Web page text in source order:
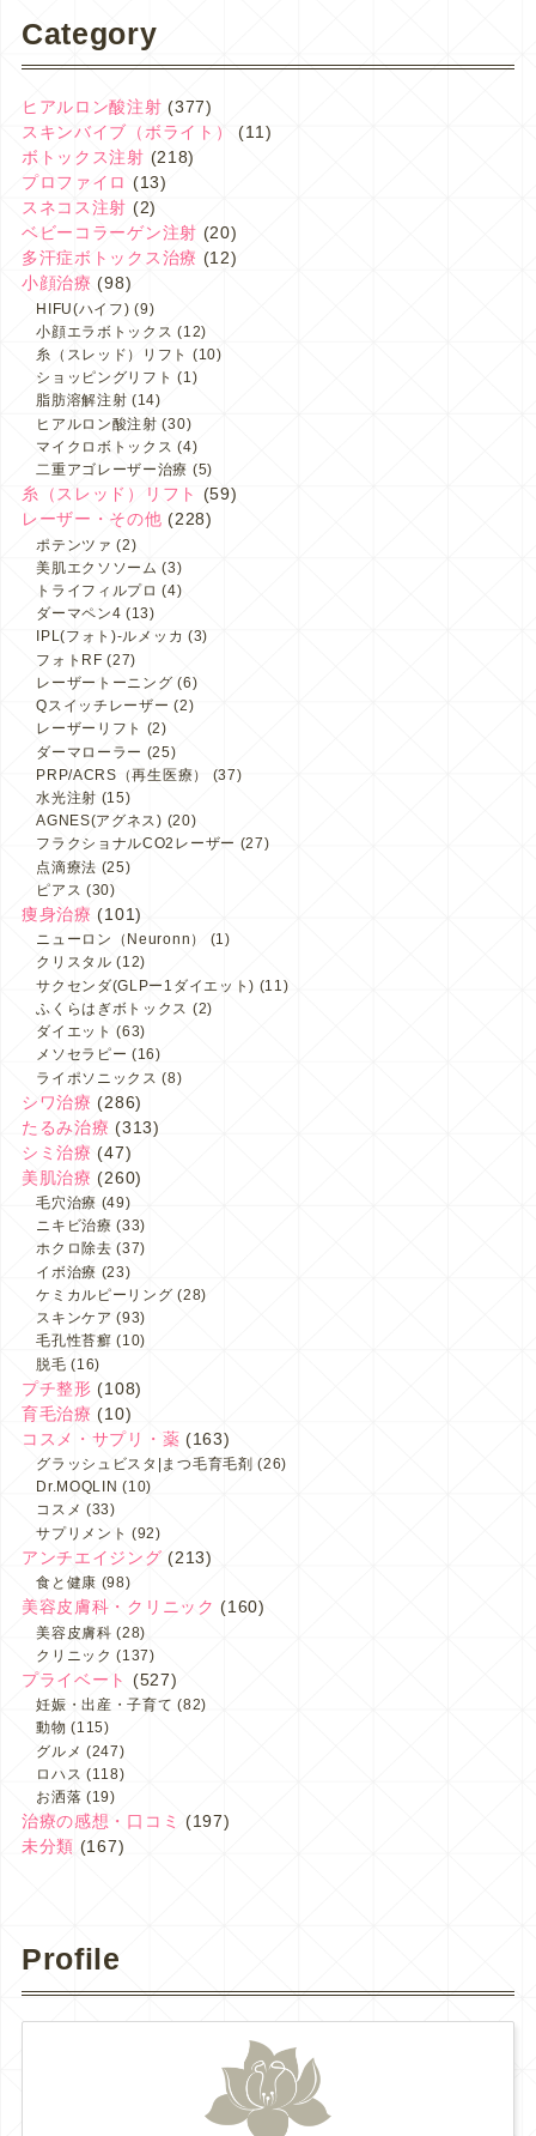
Category
ヒアルロン酸注射 (377)
スキンバイブ（ボライト）
(11)
ボトックス注射 (218)
プロファイロ (13)
スネコス注射 (2)
ベビーコラーゲン注射 (20)
多汗症ボトックス治療 (12)
小顔治療 (98)
HIFU(ハイフ) (9)
小顔エラボトックス (12)
糸（スレッド）リフト (10)
ショッピングリフト (1)
脂肪溶解注射 (14)
ヒアルロン酸注射 (30)
マイクロボトックス (4)
二重アゴレーザー治療 (5)
糸（スレッド）リフト
(59)
レーザー・その他 (228)
ポテンツァ (2)
美肌エクソソーム (3)
トライフィルプロ (4)
ダーマペン4 (13)
IPL(フォト)-ルメッカ (3)
フォトRF (27)
レーザートーニング (6)
Qスイッチレーザー (2)
レーザーリフト (2)
ダーマローラー (25)
PRP/ACRS（再生医療）
(37)
水光注射 (15)
AGNES(アグネス) (20)
フラクショナルCO2レーザー (27)
点滴療法 (25)
ピアス (30)
痩身治療 (101)
ニューロン（Neuronn）
(1)
クリスタル (12)
サクセンダ(GLPー1ダイエット) (11)
ふくらはぎボトックス (2)
ダイエット (63)
メソセラピー (16)
ライポソニックス (8)
シワ治療 (286)
たるみ治療 (313)
シミ治療 (47)
美肌治療 (260)
毛穴治療 (49)
ニキビ治療 (33)
ホクロ除去 (37)
イボ治療 (23)
ケミカルピーリング (28)
スキンケア (93)
毛孔性苔癬 (10)
脱毛 (16)
プチ整形 (108)
育毛治療 (10)
コスメ・サプリ・薬 (163)
グラッシュビスタ|まつ毛育毛剤 (26)
Dr.MOQLIN (10)
コスメ (33)
サプリメント (92)
アンチエイジング (213)
食と健康 (98)
美容皮膚科・クリニック (160)
美容皮膚科 (28)
クリニック (137)
プライベート (527)
妊娠・出産・子育て (82)
動物 (115)
グルメ (247)
ロハス (118)
お洒落 (19)
治療の感想・口コミ
(197)
未分類 (167)
Profile